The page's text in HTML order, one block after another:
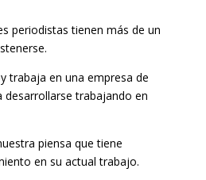
periodistas tienen más de un
trabaja en una empresa de
desarrollarse trabajando en
piensa que tiene
en su actual trabajo.